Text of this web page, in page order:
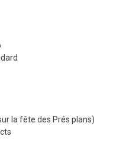
la fête des Prés plans)